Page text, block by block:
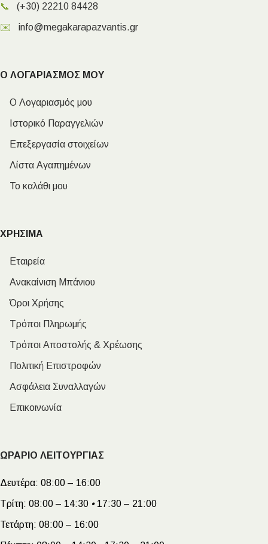
📞 (+30) 22210 84428
✉️ info@megakarapazvantis.gr
Ο ΛΟΓΑΡΙΑΣΜΟΣ ΜΟΥ
Ο Λογαριασμός μου
Ιστορικό Παραγγελιών
Επεξεργασία στοιχείων
Λίστα Αγαπημένων
Το καλάθι μου
ΧΡΗΣΙΜΑ
Εταιρεία
Ανακαίνιση Μπάνιου
Όροι Χρήσης
Τρόποι Πληρωμής
Τρόποι Αποστολής & Χρέωσης
Πολιτική Επιστροφών
Ασφάλεια Συναλλαγών
Επικοινωνία
ΩΡΑΡΙΟ ΛΕΙΤΟΥΡΓΙΑΣ
Δευτέρα: 08:00 – 16:00
Τρίτη: 08:00 – 14:30 •17:30 – 21:00
Τετάρτη: 08:00 – 16:00